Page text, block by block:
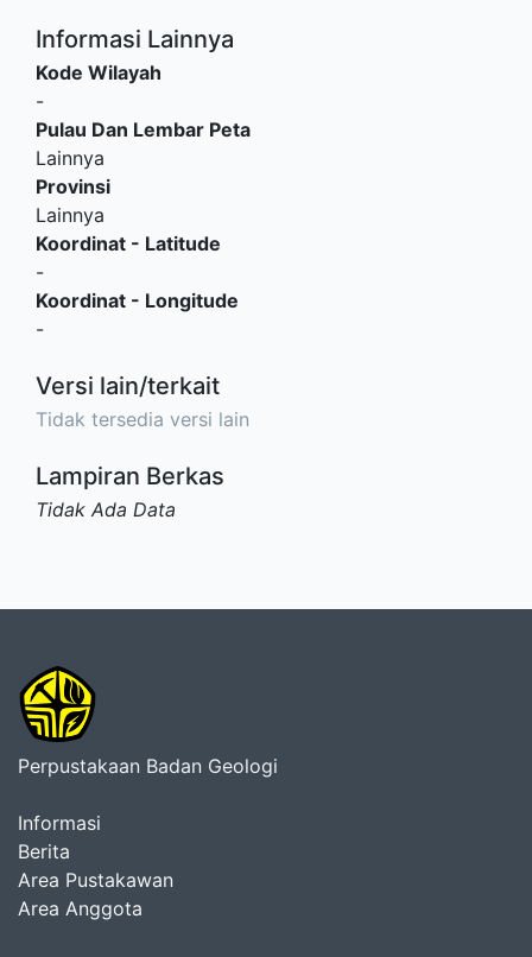
Informasi Lainnya
Kode Wilayah
-
Pulau Dan Lembar Peta
Lainnya
Provinsi
Lainnya
Koordinat - Latitude
-
Koordinat - Longitude
-
Versi lain/terkait
Tidak tersedia versi lain
Lampiran Berkas
Tidak Ada Data
Perpustakaan Badan Geologi
Informasi
Berita
Area Pustakawan
Area Anggota